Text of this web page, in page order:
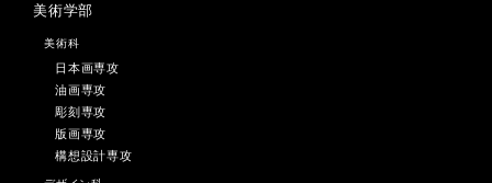
美術学部
美術科
日本画専攻
油画専攻
彫刻専攻
版画専攻
構想設計専攻